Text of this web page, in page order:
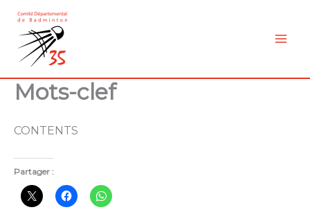
contenu
Mots-clef
CONTENTS
Partager :